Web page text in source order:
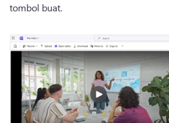
tombol buat.